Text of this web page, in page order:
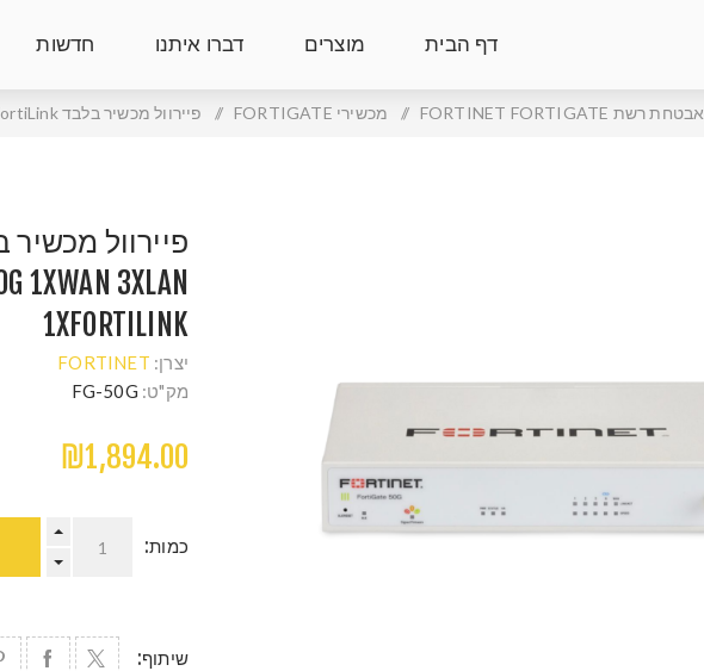
דף הבית מוצרים דברו איתנו חדשות
אבטחת רשת FORTINET FORTIGATE / מכשירי FORTIGATE / פיירוול מכשיר בלבד FortiNet FortiGate 50G 1XWAN 3XLAN 1XFortiLink
1XWAN 3XLAN
1XFORTILINK
יצרן: FORTINET
מק"ט: FG-50G
₪1,894.00
כמות:
שיתוף: